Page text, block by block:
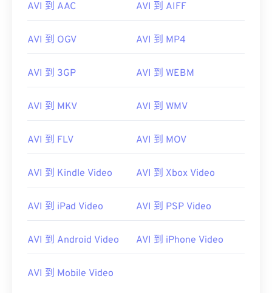
AVI 到 AAC AVI 到 AIFF
AVI 到 OGV AVI 到 MP4
AVI 到 3GP AVI 到 WEBM
AVI 到 MKV AVI 到 WMV
AVI 到 FLV AVI 到 MOV
AVI 到 Kindle Video AVI 到 Xbox Video
AVI 到 iPad Video AVI 到 PSP Video
AVI 到 Android Video AVI 到 iPhone Video
AVI 到 Mobile Video